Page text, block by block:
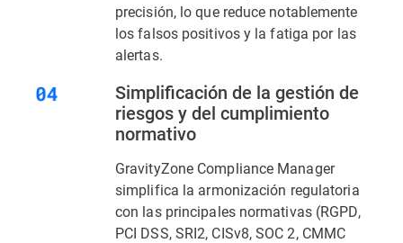
precisión, lo que reduce notablemente
los falsos positivos y la fatiga por las
alertas.
Simplificación de la gestión de
riesgos y del cumplimiento
normativo
GravityZone Compliance Manager
simplifica la armonización regulatoria
con las principales normativas (RGPD,
PCI DSS, SRI2, CISv8, SOC 2, CMMC